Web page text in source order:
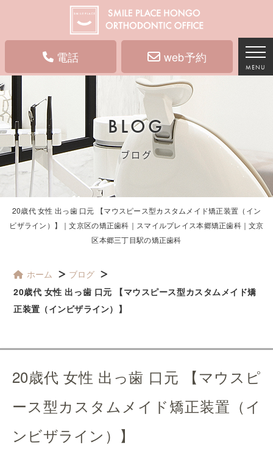
電話 web予約
MENU
BLOG
ブログ
20歳代 女性 出っ歯 口元 【マウスピース型カスタムメイド矯正装置（イン
ビザライン）】｜文京区の矯正歯科｜スマイルプレイス本郷矯正歯科｜文京
区本郷三丁目駅の矯正歯科
ホーム
ブログ
20歳代 女性 出っ歯 口元 【マウスピース型カスタムメイド矯
正装置（インビザライン）】
20歳代 女性 出っ歯 口元 【マウスピ
ース型カスタムメイド矯正装置（イ
ンビザライン）】